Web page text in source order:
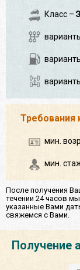
Класс –
Требования
мин.
мин.
После получения
течении 24 часов
указанные Вами
свяжемся с Вами.
Получение